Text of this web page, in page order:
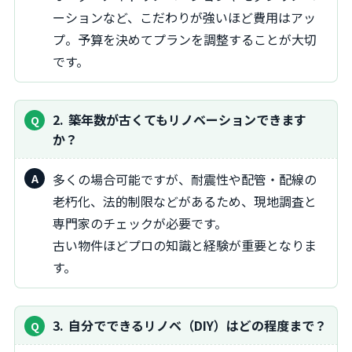
ーションなど、こだわりが強いほど費用はアッ
プ。予算を決めてプランを調整することが大切
です。
2 築年数が古くてもリノベーションできます
か？
多くの場合可能ですが、耐震性や配管・配線の
老朽化、法的制限などがあるため、現地調査と
専門家のチェックが必要です。
古い物件ほどプロの知識と経験が重要となりま
す。
3 自分でできるリノベ（DIY）はどの程度まで？